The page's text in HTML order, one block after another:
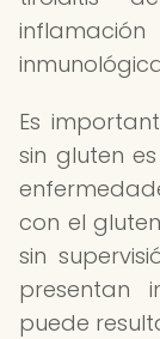
Es
sin gluten
con el
sin
presentan
puede